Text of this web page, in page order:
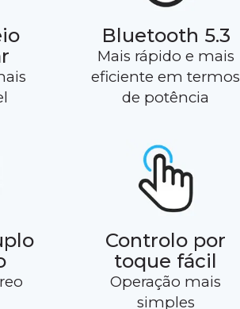
Bluetooth 5.3
Mais rápido e mais
eficiente em termos
de potência
Controlo por
toque fácil
Operação mais
simples